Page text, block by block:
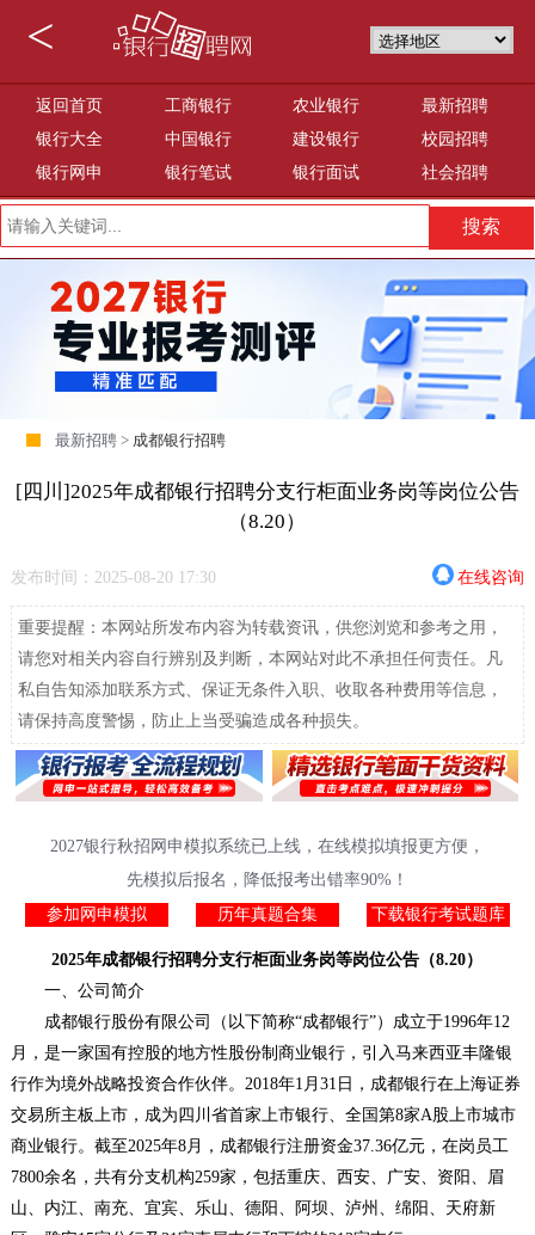
<
返回首页 工商银行 农业银行
最新招聘
银行大全
中国银行 建设银行
校园招聘
银行网申
银行笔试 银行面试 社会招聘
最新招聘 > 成都银行招聘
[四川]2025年成都银行招聘分支行柜面业务岗等岗位公告
（8.20）
发布时间：2025-08-20 17:30 在线咨询
重要提醒：本网站所发布内容为转载资讯，供您浏览和参考之用，
请您对相关内容自行辨别及判断，本网站对此不承担任何责任。凡
私自告知添加联系方式、保证无条件入职、收取各种费用等信息，
请保持高度警惕，防止上当受骗造成各种损失。
2027银行秋招网申模拟系统已上线，在线模拟填报更方便，
先模拟后报名，降低报考出错率90%！
参加网申模拟
历年真题合集 下载银行考试题库
2025年成都银行招聘分支行柜面业务岗等岗位公告（8.20）
一、公司简介
成都银行股份有限公司（以下简称“成都银行”）成立于1996年12
月，是一家国有控股的地方性股份制商业银行，引入马来西亚丰隆银
行作为境外战略投资合作伙伴。2018年1月31日，成都银行在上海证券
交易所主板上市，成为四川省首家上市银行、全国第8家A股上市城市
商业银行。截至2025年8月，成都银行注册资金37.36亿元，在岗员工
7800余名，共有分支机构259家，包括重庆、西安、广安、资阳、眉
山、内江、南充、宜宾、乐山、德阳、阿坝、泸州、绵阳、天府新